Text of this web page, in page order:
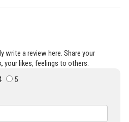
write a review here. Share your
your likes, feelings to others.
5